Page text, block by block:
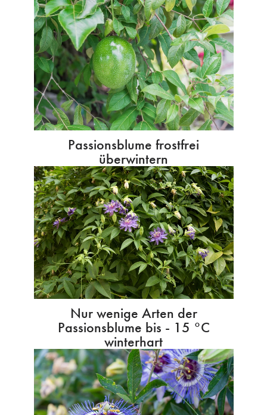
Passionsblume frostfrei
überwintern
Nur wenige Arten der
Passionsblume bis - 15 °C
winterhart